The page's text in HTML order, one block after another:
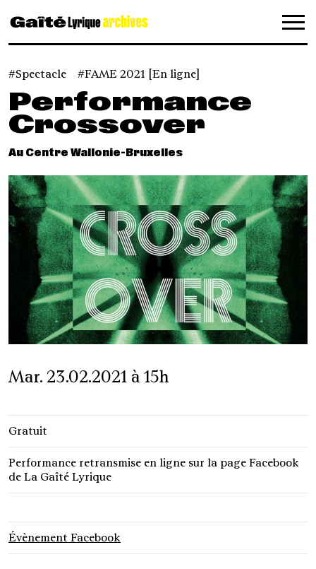
Spectacle FAME 2021 [En ligne]
Performance
Crossover
Au Centre Wallonie-Bruxelles
Mar. 23.02.2021 à 15h
Gratuit
Performance retransmise en ligne sur la page Facebook
de La Gaîté Lyrique
Évènement Facebook